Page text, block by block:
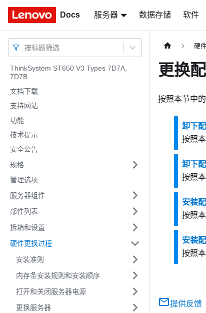
Docs 服务器 数据存储 软件
Docs
按标题筛选
ThinkSystem ST650 V3 Types 7D7A,
7D7B
文档下载
支持网站
功能
技术提示
安全公告
规格
管理选项
服务器组件
部件列表
拆箱和设置
硬件更换过程
安装准则
内存条安装规则和安装顺序
打开和关闭服务器电源
更换服务器
硬
更换
按照本节中
卸下
按照
卸下
按照
安装
按照
安装
按照
提供反馈